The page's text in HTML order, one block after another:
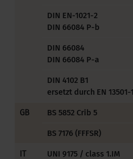
DIN EN-1021-2
DIN 66084 P-b
DIN 66084
DIN 66084 P-a
DIN 4102 B1
ersetzt durch EN 13501-1
GB BS 5852 Crib 5
BS 7176 (FFFSR)
UNI 9175 / class 1.IM